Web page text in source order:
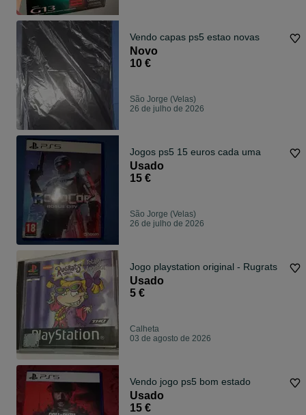
Vendo capas ps5 estao novas
Novo
10 €
São Jorge (Velas)
26 de julho de 2026
Jogos ps5 15 euros cada uma
Usado
15 €
São Jorge (Velas)
26 de julho de 2026
Jogo playstation original - Rugrats
Usado
5 €
Calheta
03 de agosto de 2026
Vendo jogo ps5 bom estado
Usado
15 €